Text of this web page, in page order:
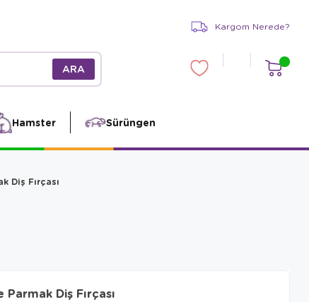
Kargom Nerede?
Hamster Sürüngen
Diş Fırçası
Diş Fırçası